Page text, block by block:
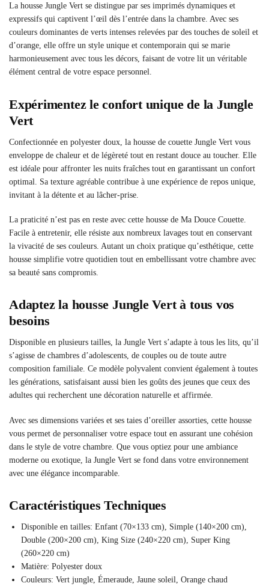
La housse Jungle Vert se distingue par ses imprimés dynamiques et
expressifs qui captivent l’œil dès l’entrée dans la chambre. Avec ses
couleurs dominantes de verts intenses relevées par des touches de soleil et
d’orange, elle offre un style unique et contemporain qui se marie
harmonieusement avec tous les décors, faisant de votre lit un véritable
élément central de votre espace personnel.
Expérimentez le confort unique de la Jungle
Vert
Confectionnée en polyester doux, la housse de couette Jungle Vert vous
enveloppe de chaleur et de légèreté tout en restant douce au toucher. Elle
est idéale pour affronter les nuits fraîches tout en garantissant un confort
optimal. Sa texture agréable contribue à une expérience de repos unique,
invitant à la détente et au lâcher-prise.
La praticité n’est pas en reste avec cette housse de Ma Douce Couette.
Facile à entretenir, elle résiste aux nombreux lavages tout en conservant
la vivacité de ses couleurs. Autant un choix pratique qu’esthétique, cette
housse simplifie votre quotidien tout en embellissant votre chambre avec
sa beauté sans compromis.
Adaptez la housse Jungle Vert à tous vos
besoins
Disponible en plusieurs tailles, la Jungle Vert s’adapte à tous les lits, qu’il
s’agisse de chambres d’adolescents, de couples ou de toute autre
composition familiale. Ce modèle polyvalent convient également à toutes
les générations, satisfaisant aussi bien les goûts des jeunes que ceux des
adultes qui recherchent une décoration naturelle et affirmée.
Avec ses dimensions variées et ses taies d’oreiller assorties, cette housse
vous permet de personnaliser votre espace tout en assurant une cohésion
dans le style de votre chambre. Que vous optiez pour une ambiance
moderne ou exotique, la Jungle Vert se fond dans votre environnement
avec une élégance incomparable.
Caractéristiques Techniques
Disponible en tailles: Enfant (70×133 cm), Simple (140×200 cm),
Double (200×200 cm), King Size (240×220 cm), Super King
(260×220 cm)
Matière: Polyester doux
Couleurs: Vert jungle, Émeraude, Jaune soleil, Orange chaud